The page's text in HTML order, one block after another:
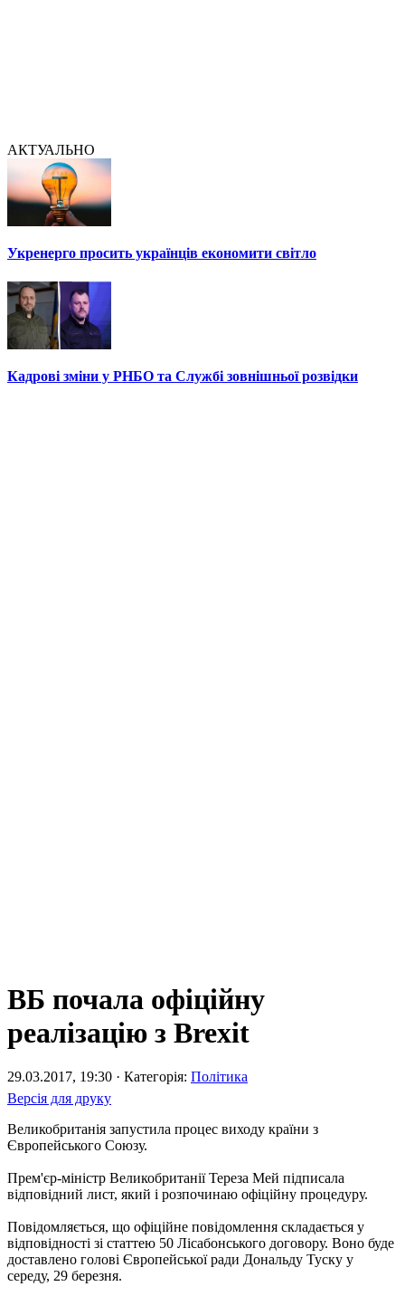
АКТУАЛЬНО
Укренерго просить українців економити світло
Кадрові зміни у РНБО та Службі зовнішньої розвідки
ВБ почала офіційну
реалізацію з Brexit
29.03.2017, 19:30 · Категорія: Політика
Версія для друку
Великобританія запустила процес виходу країни з
Європейського Союзу.
Прем'єр-міністр Великобританії Тереза Мей підписала
відповідний лист, який і розпочинаю офіційну процедуру.
Повідомляється, що офіційне повідомлення складається у
відповідності зі статтею 50 Лісабонського договору. Воно буде
доставлено голові Європейської ради Дональду Туску у
середу, 29 березня.